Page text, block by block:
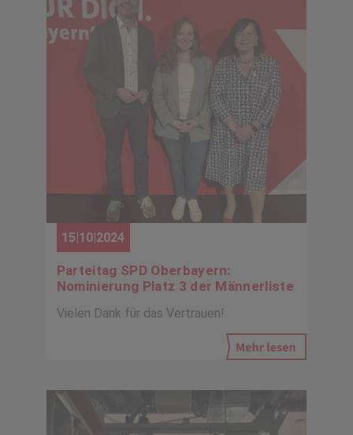
15|10|2024
Parteitag SPD Oberbayern:
Nominierung Platz 3 der Männerliste
Vielen Dank für das Vertrauen!